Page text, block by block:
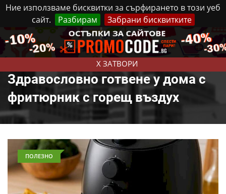
Ние използваме бисквитки за сърфирането в този уеб
сайт.
Разбирам Забрани бисквитките
X ЗАТВОРИ
Събота, 8 Август, 2026 Реклама Контакти
Здравословно готвене у дома с
фритюрник с горещ въздух
ПОЛЕЗНО